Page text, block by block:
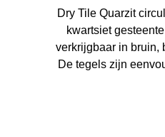
Dry Tile Quarzit
kwartsiet
verkrijgbaar in bruin,
De tegels zijn